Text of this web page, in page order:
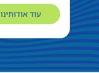
עוד אודותינו